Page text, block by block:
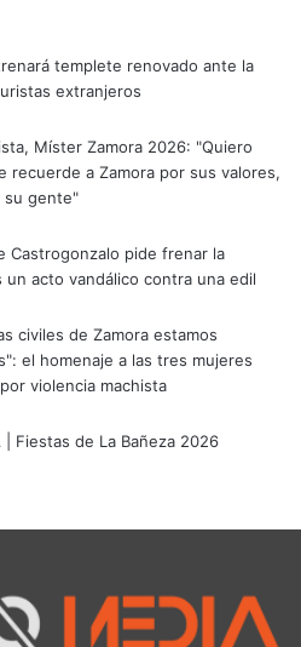
templete renovado ante la
extranjeros
Míster Zamora 2026: "Quiero
recuerde a Zamora por sus valores,
su gente"
Castrogonzalo pide frenar la
un acto vandálico contra una edil
civiles de Zamora estamos
el homenaje a las tres mujeres
violencia machista
| Fiestas de La Bañeza 2026